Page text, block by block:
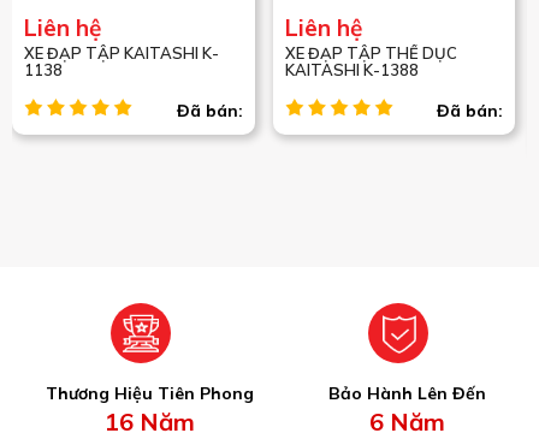
Liên hệ
XE ĐẠP TẬP KAITASHI K-
1138
Đã bán:
Liên hệ
XE ĐẠP TẬP THỂ DỤC
KAITASHI K-1388
Đã bán:
Thương Hiệu Tiên Phong
16 Năm
Bảo Hành Lên Đến
6 Năm